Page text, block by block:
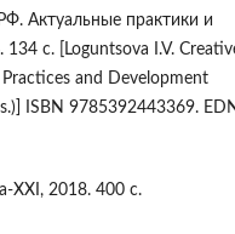
Актуальные практики и
с. [Loguntsova I.V.
and Development
ISBN 9785392443369.
ХХI, 2018. 400 с.